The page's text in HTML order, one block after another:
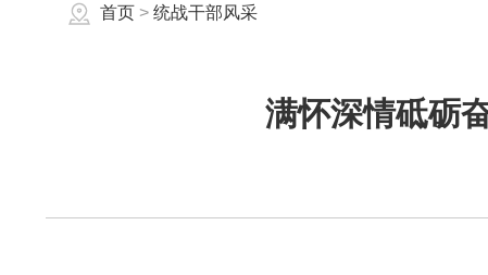
首页 > 统战干部风采
满怀深情砥砺